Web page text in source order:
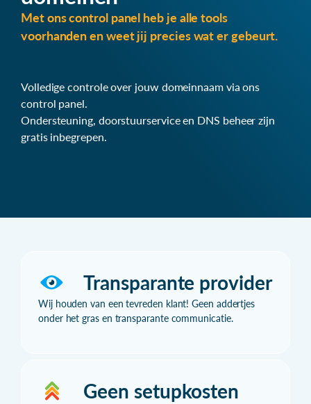
Met ons control panel heb je alle tools
voorhanden en weet jij precies wat er gebeurt.
Volledige controle over jouw domeinnaam via ons
control panel.
Ondersteuning, doorstuurservice en DNS beheer zijn
gratis inbegrepen.
Transparante provider
Wij houden van een tevreden klant! Geen addertjes
onder het gras en transparante communicatie.
Geen setupkosten